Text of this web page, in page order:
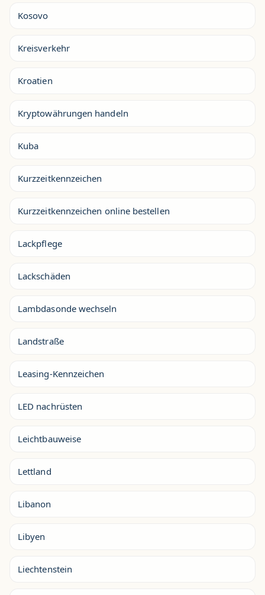
Kosovo
Kreisverkehr
Kroatien
Kryptowährungen handeln
Kuba
Kurzzeitkennzeichen
Kurzzeitkennzeichen online bestellen
Lackpflege
Lackschäden
Lambdasonde wechseln
Landstraße
Leasing-Kennzeichen
LED nachrüsten
Leichtbauweise
Lettland
Libanon
Libyen
Liechtenstein